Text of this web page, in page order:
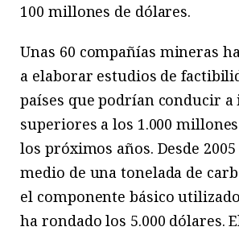
100 millones de dólares.
Unas 60 compañías mineras
a elaborar estudios de
países que podrían conducir a
superiores a los 1.000
los próximos años. Desde
medio de una tonelada de
el componente básico
ha rondado los 5.000 dólares.